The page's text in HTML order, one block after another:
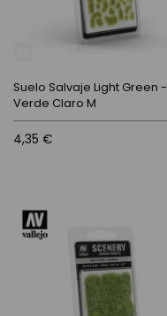
Suelo Salvaje Light Green -
Verde Claro M
4,35 €